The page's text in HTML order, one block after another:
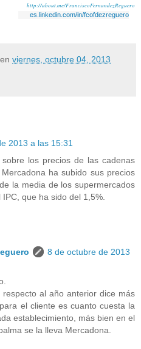
http://about.me/FranciscoFernandezReguero
es.linkedin.com/in/fcofdezreguero
en viernes, octubre 04, 2013
2013 a las 15:31
los precios de las cadenas
ha subido sus precios
la media de los supermercados
que ha sido del 1,5%.
8 de octubre de 2013
al año anterior dice más
el cliente es cuanto cuesta la
establecimiento, más bien en el
se la lleva Mercadona.